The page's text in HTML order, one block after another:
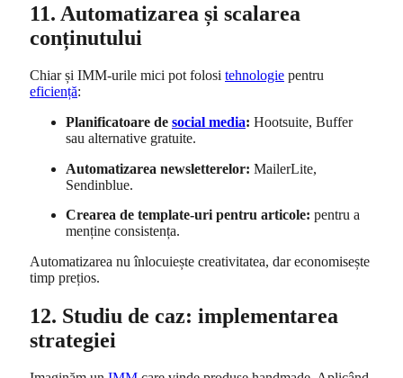
11. Automatizarea și scalarea
conținutului
Chiar și IMM-urile mici pot folosi tehnologie pentru
eficiență:
Planificatoare de social media: Hootsuite, Buffer
sau alternative gratuite.
Automatizarea newsletterelor: MailerLite,
Sendinblue.
Crearea de template-uri pentru articole: pentru a
menține consistența.
Automatizarea nu înlocuiește creativitatea, dar economisește
timp prețios.
12. Studiu de caz: implementarea
strategiei